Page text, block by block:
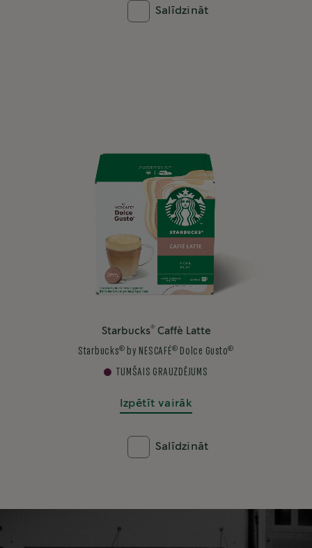
Salīdzināt
Starbucks®Caffè Latte
Starbucks® by NESCAFÉ® Dolce Gusto®
TUMŠAIS GRAUZDĒJUMS
Izpētīt vairāk
Salīdzināt